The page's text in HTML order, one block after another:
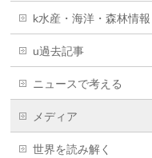
k水産・海洋・森林情報
u過去記事
ニュースで考える
メディア
世界を読み解く